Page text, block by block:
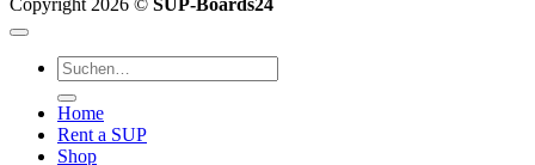
Copyright 2026 © SUP-Boards24
Suchen
nach:
Home
Rent a SUP
Shop